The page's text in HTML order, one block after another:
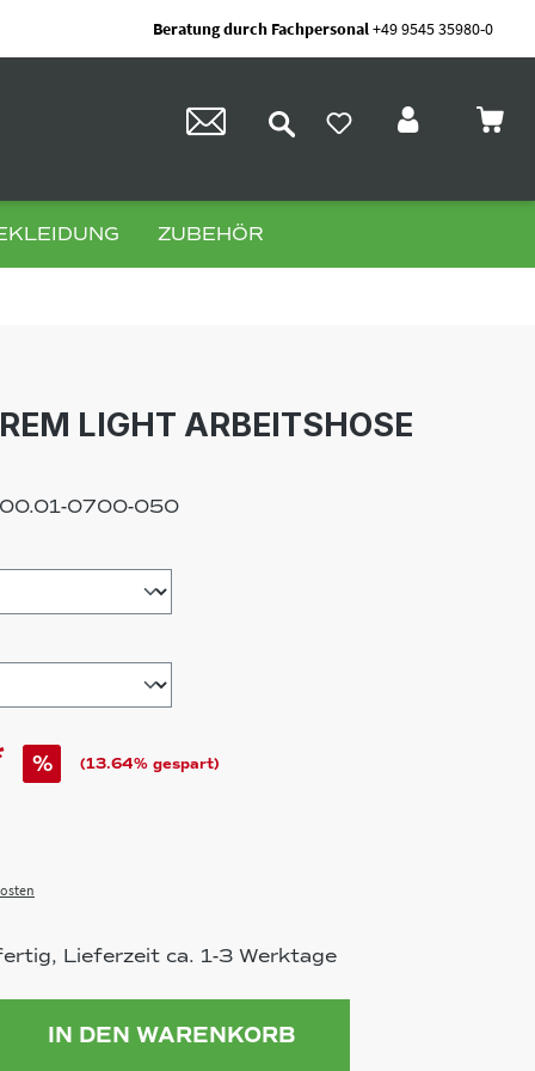
Beratung durch Fachpersonal+49 9545 35980-0
ZUBEHÖR
LIGHT ARBEITSHOSE
0700-050
% (13.64% gespart)
Lieferzeit ca. 1-3 Werktage
Gib den gewünschten Wert
IN DEN WARENKORB